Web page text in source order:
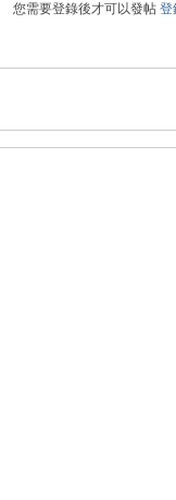
您需要登錄後才可以發帖 登